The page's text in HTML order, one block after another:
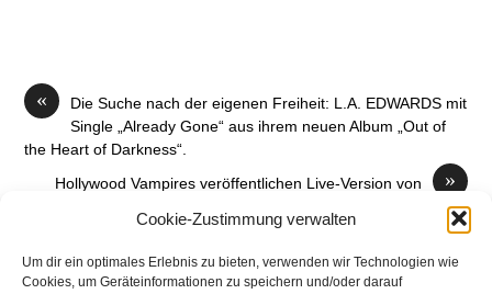
Cookie-Zustimmung verwalten
Um dir ein optimales Erlebnis zu bieten, verwenden wir Technologien wie
Cookies, um Geräteinformationen zu speichern und/oder darauf
«
Die Suche nach der eigenen Freiheit: L.A. EDWARDS mit
Single „Already Gone“ aus ihrem neuen Album „Out of
the Heart of Darkness“.
»
Hollywood Vampires veröffentlichen Live-Version von